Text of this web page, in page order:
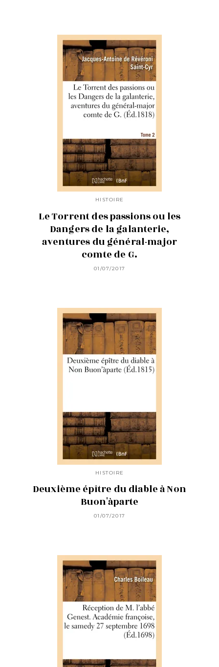
HISTOIRE
Le Torrent des passions ou les
Dangers de la galanterie,
aventures du général-major
comte de G.
01/07/2017
HISTOIRE
Deuxième épître du diable à Non
Buon'àparte
01/07/2017